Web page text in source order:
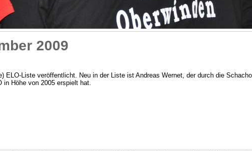
2009
ELO-Liste veröffentlicht. Neu in der Liste ist Andreas Wernet, der durch die
Höhe von 2005 erspielt hat.